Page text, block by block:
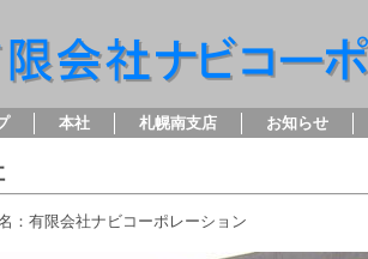
本社 札幌南支店 お知らせ
：有限会社ナビコーポレーション